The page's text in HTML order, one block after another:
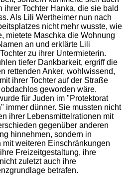
ihrer Tochter Hanka, die sie bald
Als Lili Wertheimer nun nach
nicht mehr wusste, wie
mietete Maschka die Wohnung
an und erklärte Lili
zu ihrer Untermieterin.
tiefer Dankbarkeit, ergriff die
rettenden Anker, wohlwissend,
ihrer Tochter auf der Straße
geworden wäre.
für Juden im "Protektorat
immer dünner. Sie mussten nicht
ihrer Lebensmittelrationen mit
gegenüber anderen
hinnehmen, sondern in
weiteren Einschränkungen
Freizeitgestaltung, ihre
zuletzt auch ihre
betrafen.